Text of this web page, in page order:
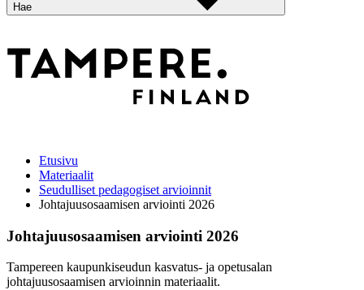
Hae
Etusivu
Materiaalit
Seudulliset pedagogiset arvioinnit
Johtajuusosaamisen arviointi 2026
Johtajuusosaamisen arviointi 2026
Tampereen kaupunkiseudun kasvatus- ja opetusalan
johtajuusosaamisen arvioinnin materiaalit.